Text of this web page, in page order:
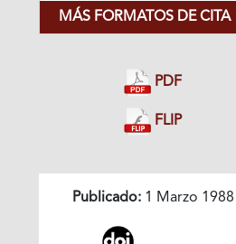
MÁS FORMATOS DE CITA
PDF
FLIP
Publicado:1 Marzo 1988